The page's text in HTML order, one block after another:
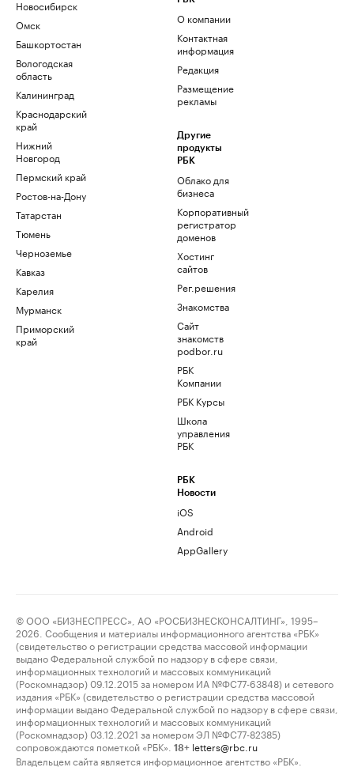
Новосибирск
Омск
Башкортостан
Вологодская
область
Калининград
Краснодарский
край
Нижний
Новгород
Пермский край
Ростов-на-Дону
Татарстан
Тюмень
Черноземье
Кавказ
Карелия
Мурманск
Приморский
край
О компании
Контактная
информация
Редакция
Размещение
рекламы
Другие
продукты
РБК
Облако для
бизнеса
Корпоративный
регистратор
доменов
Хостинг
сайтов
Рег.решения
Знакомства
Сайт
знакомств
podbor.ru
РБК
Компании
РБК Курсы
Школа
управления
РБК
РБК
Новости
iOS
Android
AppGallery
© ООО «БИЗНЕСПРЕСС», АО «РОСБИЗНЕСКОНСАЛТИНГ», 1995–
2026. Сообщения и материалы информационного агентства «РБК»
(свидетельство о регистрации средства массовой информации
выдано Федеральной службой по надзору в сфере связи,
информационных технологий и массовых коммуникаций
(Роскомнадзор) 09.12.2015 за номером ИА №ФС77-63848) и сетевого
издания «РБК» (свидетельство о регистрации средства массовой
информации выдано Федеральной службой по надзору в сфере связи,
информационных технологий и массовых коммуникаций
(Роскомнадзор) 03.12.2021 за номером ЭЛ №ФС77-82385)
сопровождаются пометкой «РБК».
18+ letters@rbc.ru
Владельцем сайта является информационное агентство «РБК».